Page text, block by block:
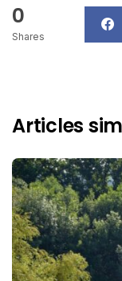
0
Shares
Articles